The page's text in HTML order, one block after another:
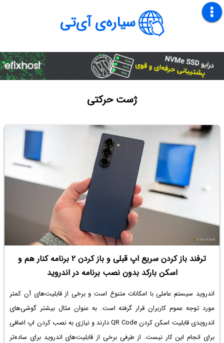
سیاره‌ی آی‌تی
ژست حرکتی
ترفند باز کردن سریع اپ قبلی و باز کردن ۲ برنامه کنار هم و
اسکن بارکد بدون نصب برنامه در اندروید
اندروید سیستم عاملی با امکانات متنوع است و برخی از قابلیت‌های آن کمتر
مورد توجه عموم کاربران قرار گرفته است. به عنوان مثال بیشتر گوشی‌های
اندرویدی قابلیت اسکن کردن QR Code دارند و نیازی به نصب کردن اپ اضافی
برای انجام این کار نیست. از طرفی برخی از قابلیت‌های اندروید برای ساده‌تر